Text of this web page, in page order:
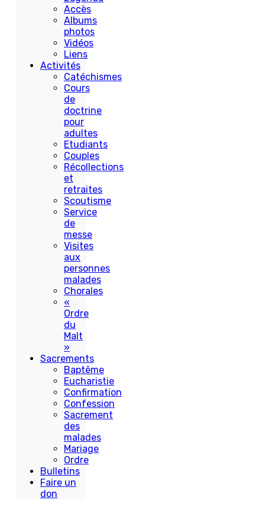
Accès
Albums
photos
Vidéos
Liens
Activités
Catéchismes
Cours
de
doctrine
pour
adultes
Etudiants
Couples
Récollections
et
retraites
Scoutisme
Service
de
messe
Visites
aux
personnes
malades
Chorales
«
Ordre
du
Malt
»
Sacrements
Baptême
Eucharistie
Confirmation
Confession
Sacrement
des
malades
Mariage
Ordre
Bulletins
Faire un
don